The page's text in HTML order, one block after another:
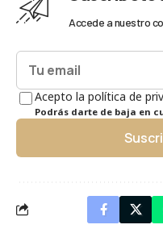
Accede a nuestro
Acepto la política de
Podrás darte de baja en